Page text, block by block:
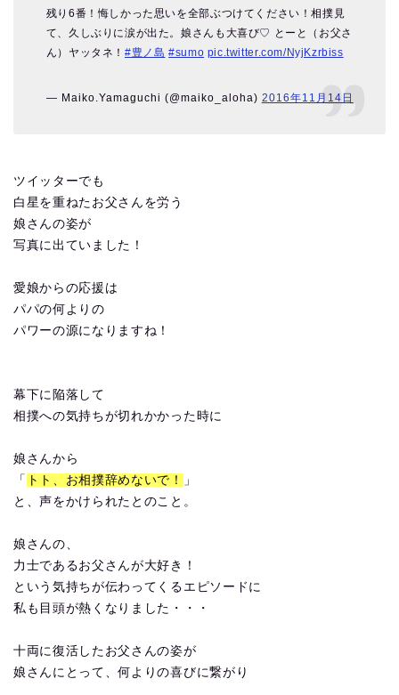
残り6番！悔しかった思いを全部ぶつけてください！相撲見
て、久しぶりに涙が出た。娘さんも大喜び♡ とーと（お父さ
ん）ヤッタネ！#豊ノ島 #sumo pic.twitter.com/NyjKzrbiss
— Maiko.Yamaguchi (@maiko_aloha) 2016年11月14日
ツイッターでも
白星を重ねたお父さんを労う
娘さんの姿が
写真に出ていました！
愛娘からの応援は
パパの何よりの
パワーの源になりますね！
幕下に陥落して
相撲への気持ちが切れかかった時に
娘さんから
「
トト、お相撲辞めないで！
」
と、声をかけられたとのこと。
娘さんの、
力士であるお父さんが大好き！
という気持ちが伝わってくるエピソードに
私も目頭が熱くなりました・・・
十両に復活したお父さんの姿が
娘さんにとって、何よりの喜びに繋がり